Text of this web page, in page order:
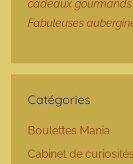
cadeaux gourmands
Fabuleuses
Catégories
Boulettes Mania
Cabinet de curiosités